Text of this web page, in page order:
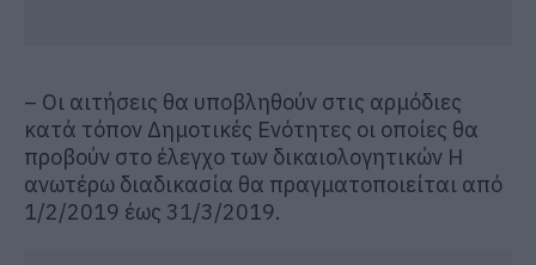
– Οι αιτήσεις θα υποβληθούν στις αρμόδιες
κατά τόπον Δημοτικές Ενότητες οι οποίες θα
προβούν στο έλεγχο των δικαιολογητικών Η
ανωτέρω διαδικασία θα πραγματοποιείται από
1/2/2019 έως 31/3/2019.